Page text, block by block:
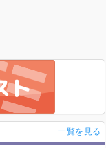
一覧を見る